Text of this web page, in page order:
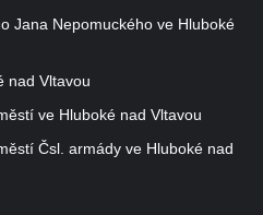
na hřbitově ve
ve Hřivicích
Kádnerových
Jana Nepomuckého ve Hluboké
nad Vltavou
ve Hluboké nad Vltavou
Čsl. armády ve Hluboké nad